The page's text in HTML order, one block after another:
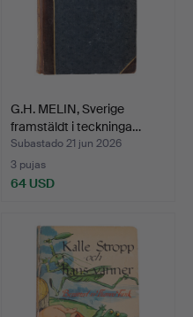
G.H. MELIN, Sverige
framstäldt i teckninga…
Subastado 21 jun 2026
3 pujas
64 USD